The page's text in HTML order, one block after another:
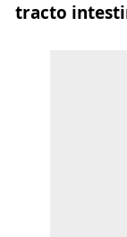
tracto